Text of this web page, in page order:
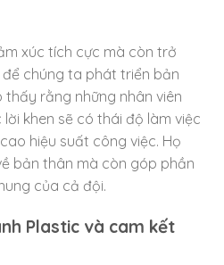
xúc tích cực mà còn trở
chúng ta phát triển bản
thấy rằng những nhân viên
khen sẽ có thái độ làm việc
hiệu suất công việc. Họ
bản thân mà còn góp phần
của cả đội.
Plastic và cam kết